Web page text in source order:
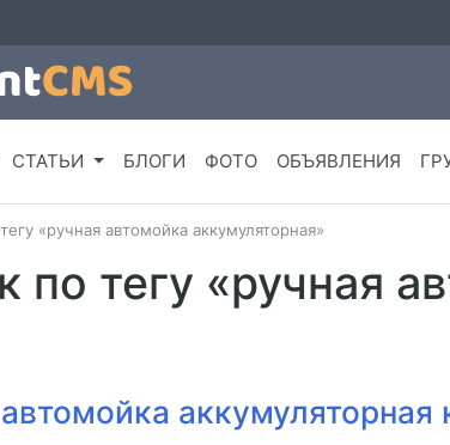
СТАТЬИ БЛОГИ ФОТО ОБЪЯВЛЕНИЯ
«ручная автомойка аккумуляторная»
по тегу «ручная
аккумуляторная